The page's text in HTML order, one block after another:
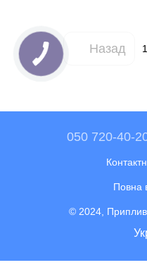
Назад 1
050 720-40-
Повна
© 2024,